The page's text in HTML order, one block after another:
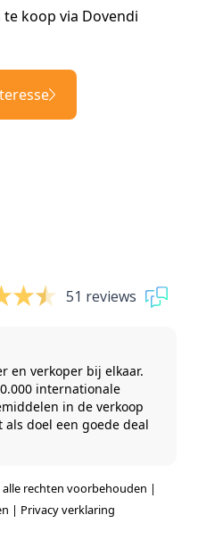
koop via Dovendi
51 reviews
en verkoper bij elkaar.
internationale
in de verkoop
als doel een goede deal
rechten voorbehouden |
| Privacy verklaring